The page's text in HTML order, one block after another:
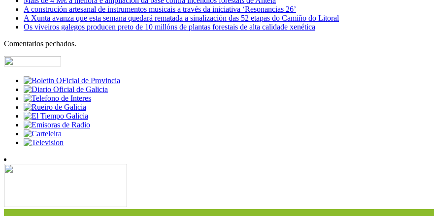
A construción artesanal de instrumentos musicais a través da iniciativa ‘Resonancias 26’
A Xunta avanza que esta semana quedará rematada a sinalización das 52 etapas do Camiño do Litoral
Os viveiros galegos producen preto de 10 millóns de plantas forestais de alta calidade xenética
Comentarios pechados.